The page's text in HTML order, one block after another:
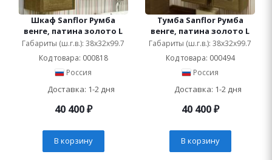
Шкаф Sanflor Румба
венге, патина золото L
Габариты (ш.г.в.): 38x32x99.7
Код товара: 000818
Россия
Доставка: 1-2 дня
40 400₽
В корзину
Тумба Sanflor Румба
венге, патина золото L
Габариты (ш.г.в.): 38x32x99.7
Код товара: 000494
Россия
Доставка: 1-2 дня
40 400₽
В корзину